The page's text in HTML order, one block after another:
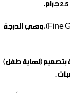
عيار 24 قيراط (نقاوة بنسبة 999.9 – Fine Gold)، وهي الدرجة
بتصميم (لهاية طفل)